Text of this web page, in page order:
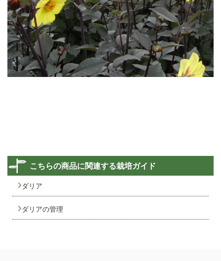
こちらの商品に関連する栽培ガイド
ダリア
ダリアの管理